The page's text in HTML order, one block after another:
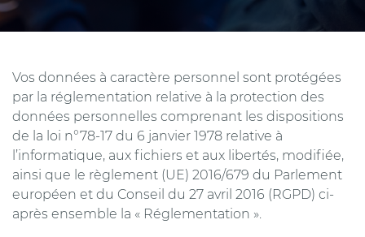
Vos données à caractère personnel sont protégées
par la réglementation relative à la protection des
données personnelles comprenant les dispositions
de la loi n°78-17 du 6 janvier 1978 relative à
l’informatique, aux fichiers et aux libertés, modifiée,
ainsi que le règlement (UE) 2016/679 du Parlement
européen et du Conseil du 27 avril 2016 (RGPD) ci-
après ensemble la « Réglementation ».